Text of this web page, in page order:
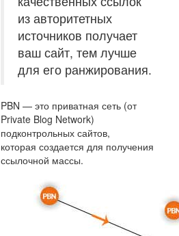
из авторитетных
источников получает
ваш сайт, тем лучше
для его ранжирования.
PBN — это приватная сеть (от
Private Blog Network)
подконтрольных сайтов,
которая создается для получения
ссылочной массы.